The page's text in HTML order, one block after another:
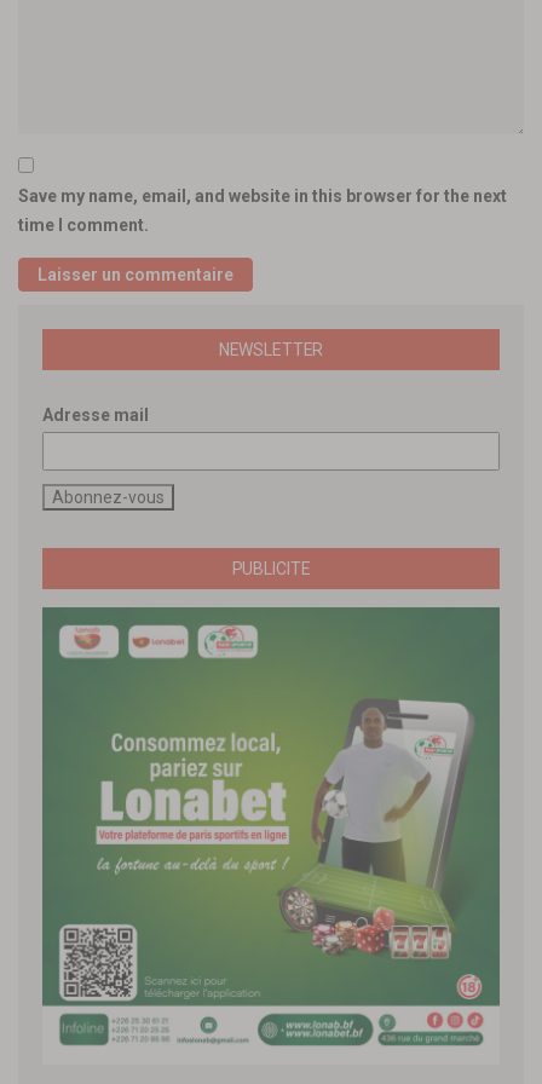
Save my name, email, and website in this browser for the next
time I comment.
NEWSLETTER
Adresse mail
PUBLICITE